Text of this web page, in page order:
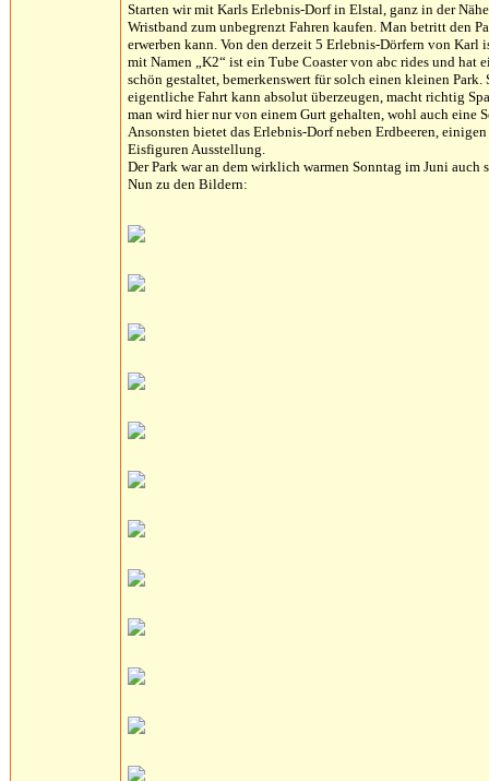
Starten wir mit Karls Erlebnis-Dorf in Elstal, ganz in der
Wristband zum unbegrenzt Fahren kaufen. Man betritt den
erwerben kann. Von den derzeit 5 Erlebnis-Dörfern von
mit Namen „K2“ ist ein Tube Coaster von abc rides und
schön gestaltet, bemerkenswert für solch einen kleinen
eigentliche Fahrt kann absolut überzeugen, macht richtig
man wird hier nur von einem Gurt gehalten, wohl auch eine
Ansonsten bietet das Erlebnis-Dorf neben Erdbeeren,
Eisfiguren Ausstellung.
Der Park war an dem wirklich warmen Sonntag im Juni auch
Nun zu den Bildern: